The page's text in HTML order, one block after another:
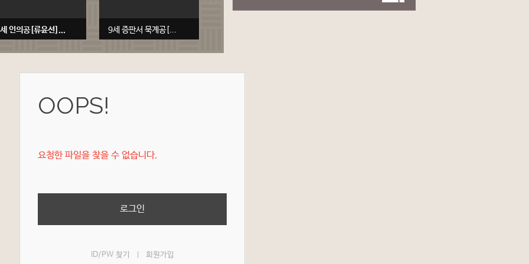
인의공[류윤선]... 9세 증판서 묵계공[...
OOPS!
요청한 파일을 찾을 수 없습니다.
로그인
ID/PW 찾기 회원가입